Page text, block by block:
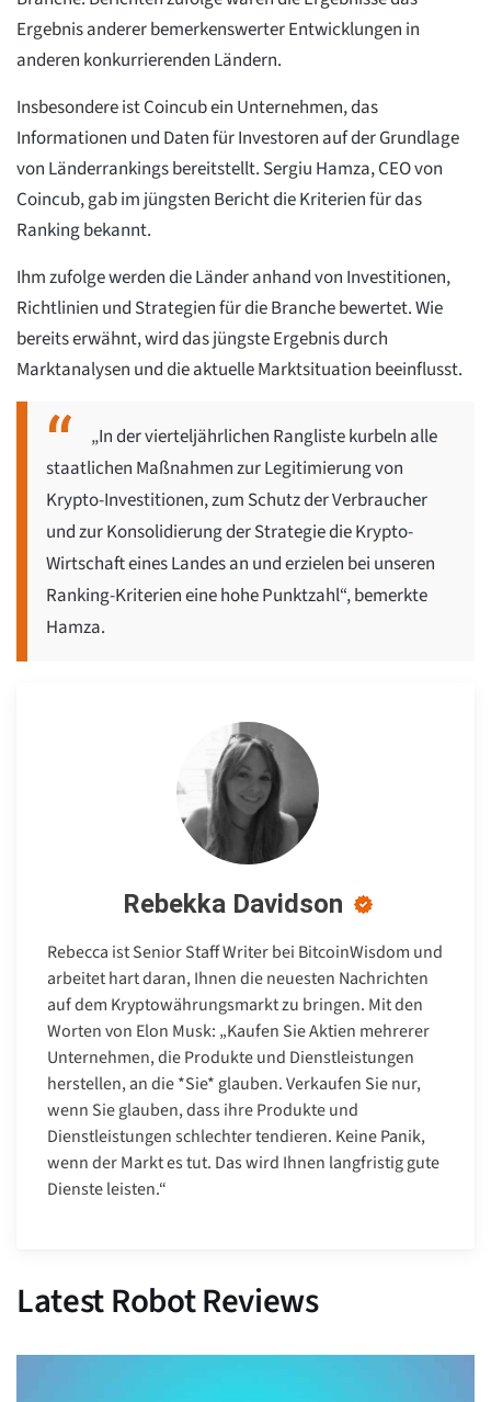
Ergebnis anderer bemerkenswerter Entwicklungen in
anderen konkurrierenden Ländern.
Insbesondere ist Coincub ein Unternehmen, das
Informationen und Daten für Investoren auf der Grundlage
von Länderrankings bereitstellt. Sergiu Hamza, CEO von
Coincub, gab im jüngsten Bericht die Kriterien für das
Ranking bekannt.
Ihm zufolge werden die Länder anhand von Investitionen,
Richtlinien und Strategien für die Branche bewertet. Wie
bereits erwähnt, wird das jüngste Ergebnis durch
Marktanalysen und die aktuelle Marktsituation beeinflusst.
„In der vierteljährlichen Rangliste kurbeln alle
staatlichen Maßnahmen zur Legitimierung von
Krypto-Investitionen, zum Schutz der Verbraucher
und zur Konsolidierung der Strategie die Krypto-
Wirtschaft eines Landes an und erzielen bei unseren
Ranking-Kriterien eine hohe Punktzahl“, bemerkte
Hamza.
Rebekka Davidson
Rebecca ist Senior Staff Writer bei BitcoinWisdom und
arbeitet hart daran, Ihnen die neuesten Nachrichten
auf dem Kryptowährungsmarkt zu bringen. Mit den
Worten von Elon Musk: „Kaufen Sie Aktien mehrerer
Unternehmen, die Produkte und Dienstleistungen
herstellen, an die *Sie* glauben. Verkaufen Sie nur,
wenn Sie glauben, dass ihre Produkte und
Dienstleistungen schlechter tendieren. Keine Panik,
wenn der Markt es tut. Das wird Ihnen langfristig gute
Dienste leisten.“
Latest Robot Reviews